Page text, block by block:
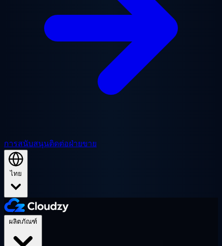
การสนับสนุนติดต่อฝ่ายขาย
ไทย